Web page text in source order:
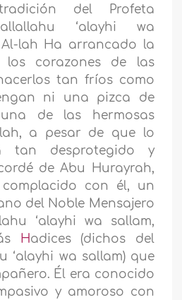
del Profeta
‘alayhi wa
Al-lah Ha arrancado la
los corazones de las
tan fríos como
ni una pizca de
de las hermosas
a pesar de que lo
tan desprotegido y
de Abu Hurayrah,
con él, un
del Noble Mensajero
‘alayhi wa sallam,
Hadices (dichos del
‘alayhi wa sallam) que
Él era conocido
y amoroso con